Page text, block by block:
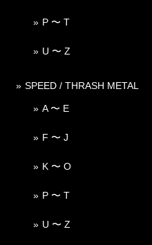
P 〜 T
U 〜 Z
SPEED / THRASH METAL
A 〜 E
F 〜 J
K 〜 O
P 〜 T
U 〜 Z